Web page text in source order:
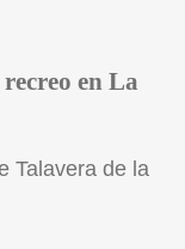
en La
Talavera de la